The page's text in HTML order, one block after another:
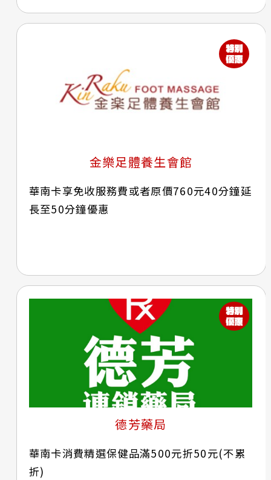
金樂足體養生會館
華南卡享免收服務費或者原價760元40分鐘延
長至50分鐘優惠
德芳藥局
華南卡消費精選保健品滿500元折50元(不累
折)